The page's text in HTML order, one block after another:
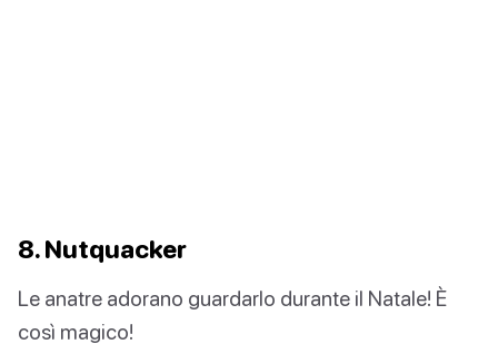
8. Nutquacker
Le anatre adorano guardarlo durante il Natale! È
così magico!